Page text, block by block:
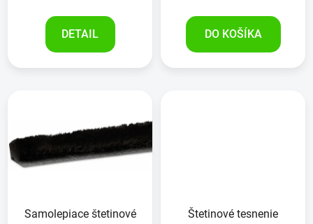
DETAIL
z
DO KOŠÍKA
Samolepiace štetinové
Štetinové tesnenie